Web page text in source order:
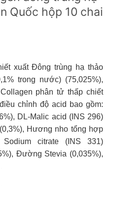
Quốc hộp 10 chai
xuất Đông trùng hạ thảo
trong nước) (75,025%),
phân tử thấp chiết
chỉnh độ acid bao gồm:
DL-Malic acid (INS 296)
Hương nho tổng hợp
citrate (INS 331)
Đường Stevia (0,035%),
hộp (75ml x 10 chai)